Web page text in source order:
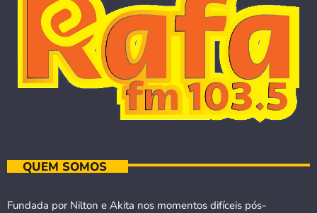
QUEM SOMOS
Fundada por Nilton e Akita nos momentos difíceis pós-